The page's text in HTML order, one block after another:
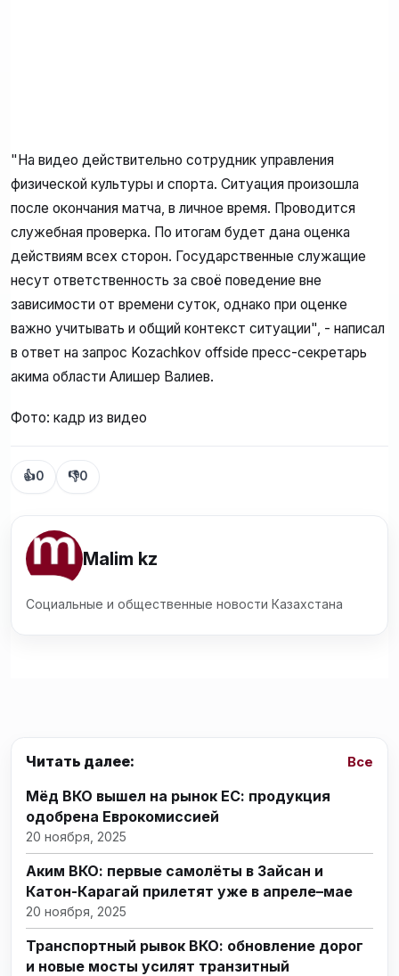
"На видео действительно сотрудник управления
физической культуры и спорта. Ситуация произошла
после окончания матча, в личное время. Проводится
служебная проверка. По итогам будет дана оценка
действиям всех сторон. Государственные служащие
несут ответственность за своё поведение вне
зависимости от времени суток, однако при оценке
важно учитывать и общий контекст ситуации", - написал
в ответ на запрос Kozachkov offside пресс-секретарь
акима области Алишер Валиев.
Фото: кадр из видео
👍0 👎0
Malim kz
Социальные и общественные новости Казахстана
Читать далее: Все
Мёд ВКО вышел на рынок ЕС: продукция
одобрена Еврокомиссией
20 ноября, 2025
Аким ВКО: первые самолёты в Зайсан и
Катон-Карагай прилетят уже в апреле–мае
20 ноября, 2025
Транспортный рывок ВКО: обновление дорог
и новые мосты усилят транзитный